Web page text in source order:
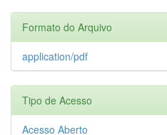
Formato do Arquivo
application/pdf
Tipo de Acesso
Acesso Aberto